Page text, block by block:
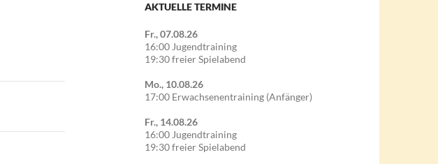
AKTUELLE TERMINE
Fr., 07.08.26
16:00 Jugendtraining
19:30 freier Spielabend
Mo., 10.08.26
17:00 Erwachsenentraining (Anfänger)
Fr., 14.08.26
16:00 Jugendtraining
19:30 freier Spielabend